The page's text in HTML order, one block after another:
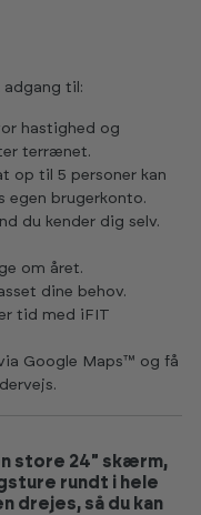
adgang til:
hastighed og
terrænet.
op til 5 personer kan
egen brugerkonto.
du kender dig selv.
om året.
dine behov.
tid med iFIT
Google Maps™ og få
store 24" skærm,
rundt i hele
drejes, så du kan